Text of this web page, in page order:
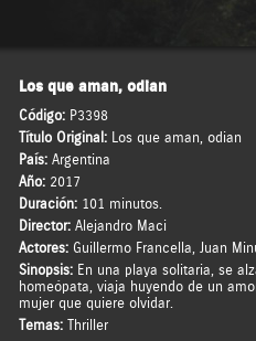
Los que aman, odian
Código: P3398
Título Original: Los que aman, odian
País: Argentina
Año: 2017
Duración: 101 minutos.
Director: Alejandro Maci
Actores: Guillermo Francella, Juan
Sinopsis:En una playa solitaria, se
homeópata, viaja huyendo de un
mujer que quiere olvidar.
Temas: Thriller